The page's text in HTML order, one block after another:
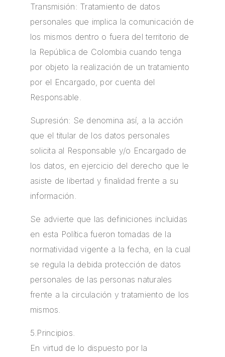
Transmisión: Tratamiento de datos
personales que implica la comunicación de
los mismos dentro o fuera del territorio de
la República de Colombia cuando tenga
por objeto la realización de un tratamiento
por el Encargado, por cuenta del
Responsable.
Supresión: Se denomina así, a la acción
que el titular de los datos personales
solicita al Responsable y/o Encargado de
los datos, en ejercicio del derecho que le
asiste de libertad y finalidad frente a su
información.
Se advierte que las definiciones incluidas
en esta Política fueron tomadas de la
normatividad vigente a la fecha, en la cual
se regula la debida protección de datos
personales de las personas naturales
frente a la circulación y tratamiento de los
mismos.
5.Principios.
En virtud de lo dispuesto por la